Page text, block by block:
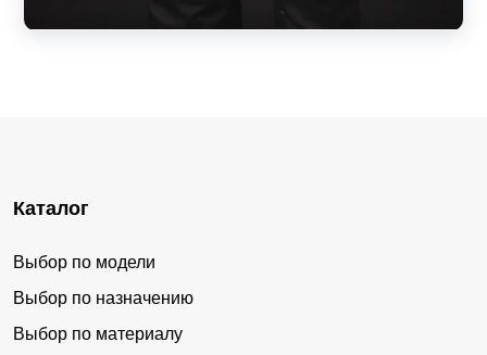
Каталог
Выбор по модели
Выбор по назначению
Выбор по материалу